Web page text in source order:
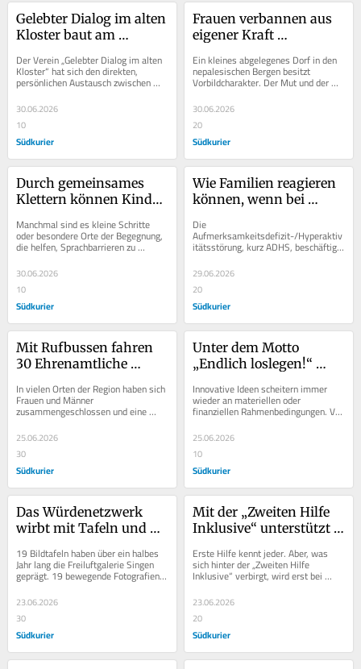
Gelebter Dialog im alten
Kloster baut am
gesellschaftliche
Zusammenhalte
Der Verein „Gelebter Dialog im alten
Kloster“ hat sich den direkten,
persönlichen Austausch zwischen
Menschen unterschiedlicher Herkunft
und...
30.06.2026
10
Südkurier
Frauen verbannen aus
eigener Kraft
Gewalt aus ihrem Dorf
Khori
Ein kleines abgelegenes Dorf in den
nepalesischen Bergen besitzt
Vorbildcharakter. Der Mut und der
haben es...
30.06.2026
20
Südkurier
Durch gemeinsames
Klettern können Kinder
Herkunft Vertrauen
fassen
Manchmal sind es kleine Schritte
oder besondere Orte der Begegnung,
die helfen, Sprachbarrieren zu
überwinden. Das gilt im
Erwachsenenleben, aber...
30.06.2026
10
Südkurier
Wie Familien reagieren
können, wenn bei
ADHS festgestellt wird
Die
Aufmerksamkeitsdefizit-/Hyperaktiv
itätsstörung, kurz ADHS, beschäftigt
heute viele Familien und
Einrichtungen. Laut des Vereins
ADHS...
29.06.2026
20
Südkurier
Mit Rufbussen fahren
30 Ehrenamtliche
Kilometer mit ihren
Klienten
In vielen Orten der Region haben sich
Frauen und Männer
zusammengeschlossen und eine
aktive Nachbarschaftshilfe
gegründet. So auch in Überlingen
am...
25.06.2026
30
Südkurier
Unter dem Motto
„Endlich loslegen!“
CreAktiv innovative
Ideen verwirklichen
Innovative Ideen scheitern immer
wieder an materiellen oder
finanziellen Rahmenbedingungen. Vor
allem auf mittellose Menschen trifft
das zu. Dabei...
25.06.2026
10
Südkurier
Das Würdenetzwerk
wirbt mit Tafeln und
demokratische
Grundwerte
19 Bildtafeln haben über ein halbes
Jahr lang die Freiluftgalerie Singen
geprägt. 19 bewegende Fotografien
von Elisabeth Paul. Sie alle haben
eines...
23.06.2026
30
Südkurier
Mit der „Zweiten Hilfe
Inklusive“ unterstützt
mit Behinderung im
Krankenhaus
Erste Hilfe kennt jeder. Aber, was
sich hinter der „Zweiten Hilfe
Inklusive“ verbirgt, wird erst bei
genauerem Hinschauen deutlich. Es
handelt...
23.06.2026
20
Südkurier